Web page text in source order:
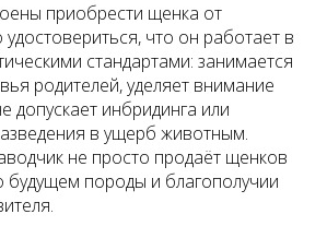
приобрести щенка от
что он работает в
стандартами: занимается
родителей, уделяет внимание
допускает инбридинга или
в ущерб животным.
не просто продаёт щенков
породы и благополучии